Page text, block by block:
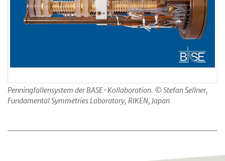
Penningfallensystem der BASE-Kollaboration. © Stefan Sellner,
Fundamental Symmetries Laboratory, RIKEN, Japan